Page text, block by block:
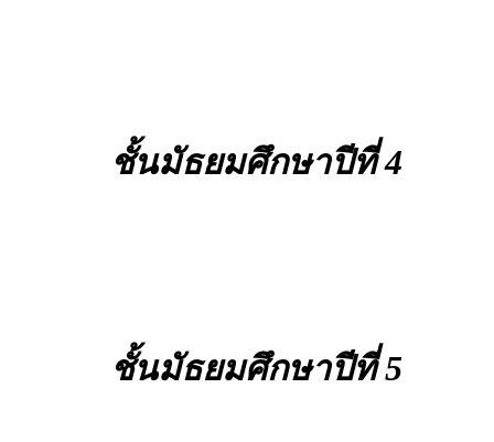
ชั้นมัธยมศึกษาปีที่ 4
ชั้นมัธยมศึกษาปีที่ 5